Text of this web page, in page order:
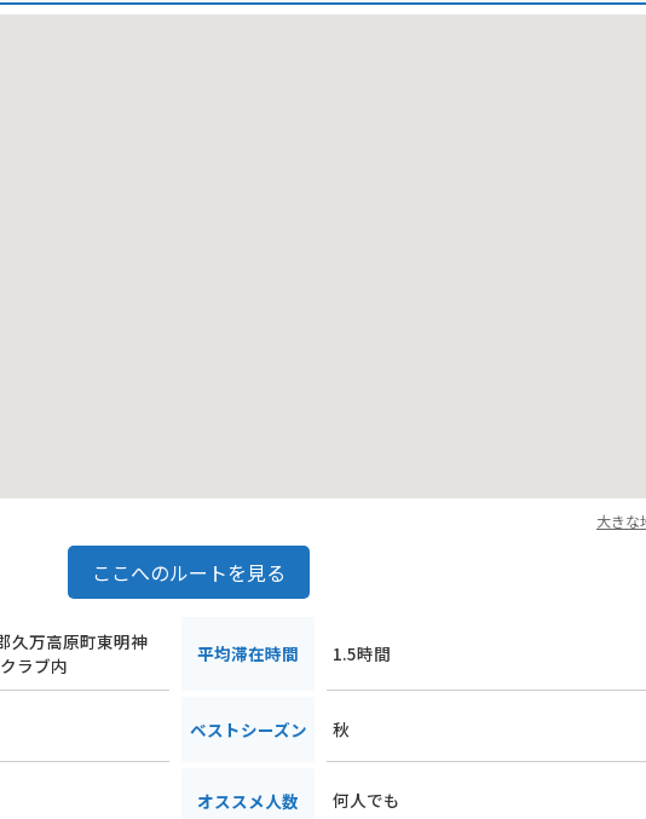
大きな
ここへのルートを見る
久万高原町東明神
ラブ内
平均滞在時間 1.5時間
ベストシーズン 秋
オススメ人数 何人でも